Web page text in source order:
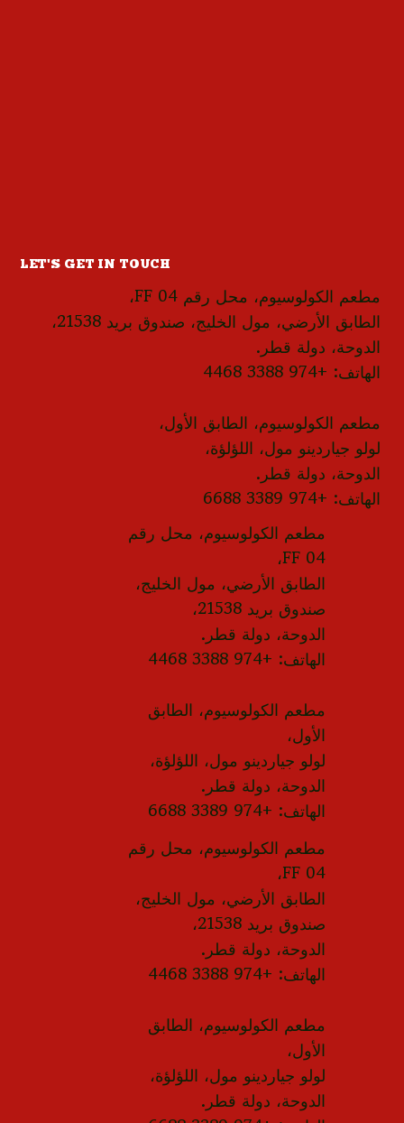
LET'S GET IN TOUCH
مطعم الكولوسيوم، محل رقم FF 04،
الطابق الأرضي، مول الخليج، صندوق بريد 21538،
الدوحة، دولة قطر.
الهاتف: +974 3388 4468
مطعم الكولوسيوم، الطابق الأول،
لولو جياردينو مول، اللؤلؤة،
الدوحة، دولة قطر.
الهاتف: +974 3389 6688
مطعم الكولوسيوم، محل رقم
FF 04،
الطابق الأرضي، مول الخليج،
صندوق بريد 21538،
الدوحة، دولة قطر.
الهاتف: +974 3388 4468
مطعم الكولوسيوم، الطابق
الأول،
لولو جياردينو مول، اللؤلؤة،
الدوحة، دولة قطر.
الهاتف: +974 3389 6688
مطعم الكولوسيوم، محل رقم
FF 04،
الطابق الأرضي، مول الخليج،
صندوق بريد 21538،
الدوحة، دولة قطر.
الهاتف: +974 3388 4468
مطعم الكولوسيوم، الطابق
الأول،
لولو جياردينو مول، اللؤلؤة،
الدوحة، دولة قطر.